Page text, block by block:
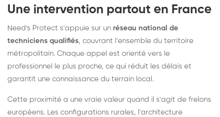
Une intervention partout en France
Need's Protect s'appuie sur un réseau national de
techniciens qualifiés, couvrant l'ensemble du territoire
métropolitain. Chaque appel est orienté vers le
professionnel le plus proche, ce qui réduit les délais et
garantit une connaissance du terrain local.
Cette proximité a une vraie valeur quand il s'agit de frelons
européens. Les configurations rurales, l'architecture